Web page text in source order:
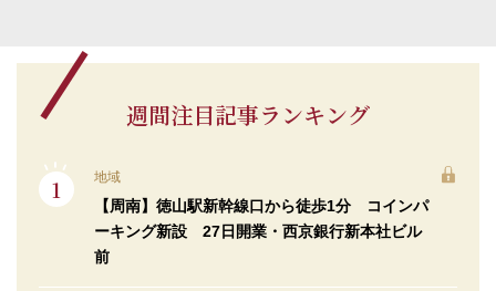
週間注目記事ランキング
地域
【周南】徳山駅新幹線口から徒歩1分 コインパ
ーキング新設 27日開業・西京銀行新本社ビル
前